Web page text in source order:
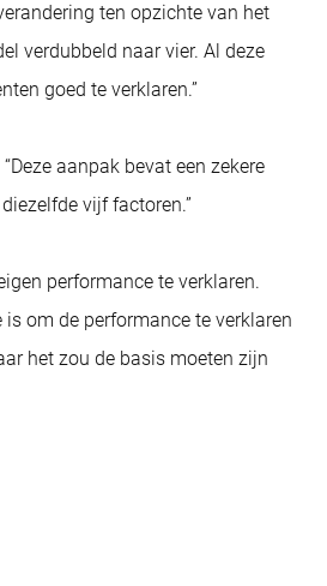
ten opzichte van het
verdubbeld naar vier. Al deze
goed te verklaren.”
aanpak bevat een zekere
vijf factoren.”
performance te verklaren.
om de performance te verklaren
het zou de basis moeten zijn